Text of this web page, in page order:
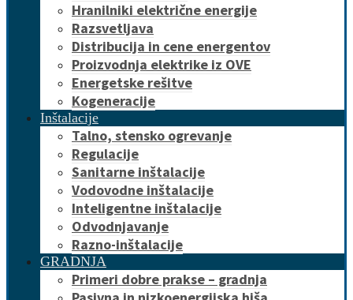
Hranilniki električne energije
Razsvetljava
Distribucija in cene energentov
Proizvodnja elektrike iz OVE
Energetske rešitve
Kogeneracije
Inštalacije
Talno, stensko ogrevanje
Regulacije
Sanitarne inštalacije
Vodovodne inštalacije
Inteligentne inštalacije
Odvodnjavanje
Razno-inštalacije
GRADNJA
Primeri dobre prakse – gradnja